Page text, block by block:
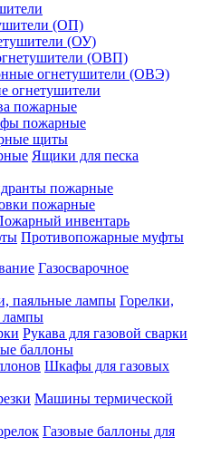
(ОП)
(ОУ)
(ОВП)
огнетушители (ОВЭ)
огнетушители
пожарные
пожарные
щиты
Ящики для песка
пожарные
пожарные
инвентарь
Противопожарные муфты
Газосварочное
Горелки,
лампы
Рукава для газовой сварки
баллоны
Шкафы для газовых
Машины термической
Газовые баллоны для